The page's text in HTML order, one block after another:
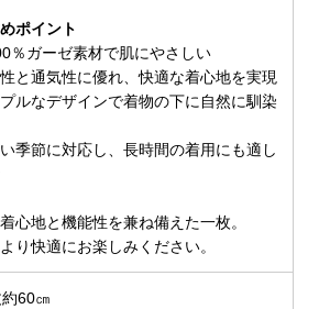
ポイント
％ガーゼ素材で肌にやさしい
性と通気性に優れ、快適な着心地を実現
プルなデザインで着物の下に自然に馴染
い季節に対応し、長時間の着用にも適し
心地と機能性を兼ね備えた一枚。
り快適にお楽しみください。
60㎝